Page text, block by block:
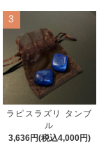
3
ラピスラズリ タンブ
ル
3,636円(税込4,000円)